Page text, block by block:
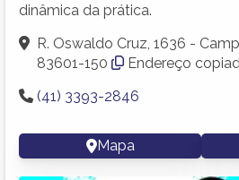
dinâmica da prática.
R. Oswaldo Cruz, 1636 -
83601-150
Endereço
(41) 3393-2846
Mapa